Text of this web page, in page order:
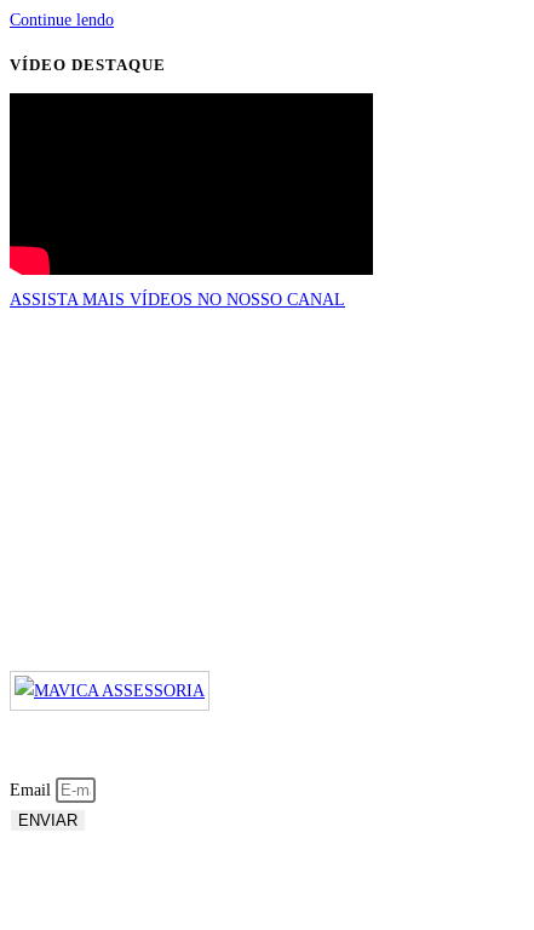
tem
novo
Continue lendoRodrigo
Forró
VÍDEO DESTAQUE
ASSISTA MAIS VÍDEOS NO NOSSO CANAL
Email
ENVIAR